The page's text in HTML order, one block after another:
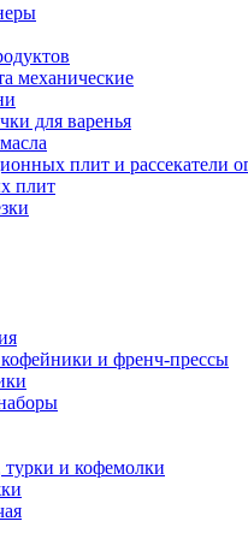
механические
для варенья
плит и рассекатели
плит
и френч-прессы
турки и кофемолки